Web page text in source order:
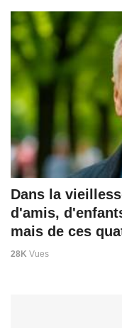
Dans la
d'amis,
mais de ces
28K Vues